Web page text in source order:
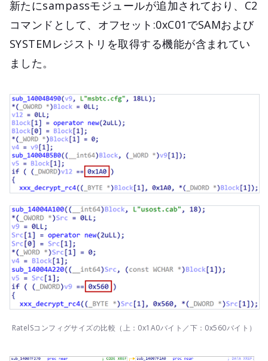
新たにsampassモジュールが追加されており、C2
コマンドとして、オフセット:0xC01でSAMおよび
SYSTEMレジストリを取得する機能が含まれてい
ました。
RatelSコンフィグサイズの比較（上：0x1A0バイト／下：0x560バイト）